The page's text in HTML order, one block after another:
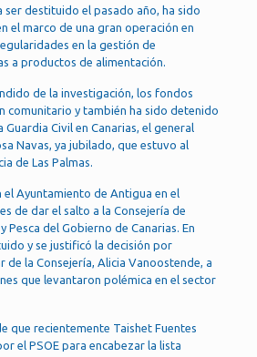
ser destituido el pasado año, ha sido
el marco de una gran operación en
en la gestión de
a productos de alimentación.
de la investigación, los fondos
comunitario y también ha sido detenido
Civil en Canarias, el general
Navas, ya jubilado, que estuvo al
de Las Palmas.
el Ayuntamiento de Antigua en el
de dar el salto a la Consejería de
Pesca del Gobierno de Canarias. En
y se justificó la decisión por
de la Consejería, Alicia Vanoostende, a
que levantaron polémica en el sector
que recientemente Taishet Fuentes
el PSOE para encabezar la lista